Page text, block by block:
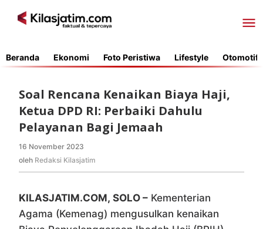
Beranda Ekonomi Foto Peristiwa Lifestyle Otomotif
Soal Rencana Kenaikan Biaya Haji,
Ketua DPD RI: Perbaiki Dahulu
Pelayanan Bagi Jemaah
16 November 2023
Redaksi
oleh Redaksi Kilasjatim
KILASJATIM.COM, SOLO – Kementerian
Agama (Kemenag) mengusulkan kenaikan